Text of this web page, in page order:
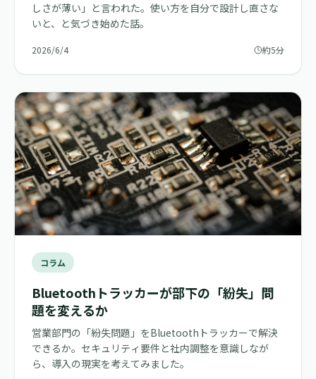
しさが薄い」と言われた。使い方を自分で設計し直さな
いと、と気づき始めた話。
2026/6/4 約5分
コラム
Bluetoothトラッカーが部下の「紛失」問
題を変えるか
営業部門の「紛失問題」をBluetoothトラッカーで解決
できるか。セキュリティ要件と社内調整を意識しなが
ら、導入の現実を考えてみました。